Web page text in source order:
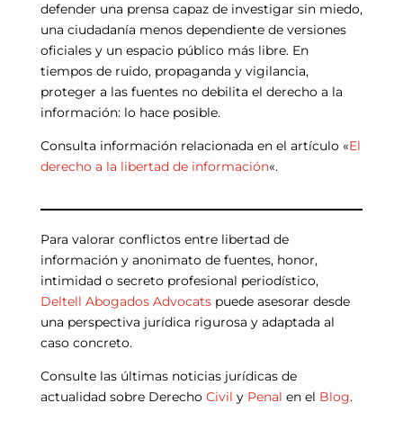
defender una prensa capaz de investigar sin miedo,
una ciudadanía menos dependiente de versiones
oficiales y un espacio público más libre. En
tiempos de ruido, propaganda y vigilancia,
proteger a las fuentes no debilita el derecho a la
información: lo hace posible.
Consulta información relacionada en el artículo «El
derecho a la libertad de información«.
Para valorar conflictos entre libertad de
información y anonimato de fuentes, honor,
intimidad o secreto profesional periodístico,
Deltell Abogados Advocatspuede asesorar desde
una perspectiva jurídica rigurosa y adaptada al
caso concreto.
Consulte las últimas noticias jurídicas de
actualidad sobre Derecho Civil y Penal en el Blog.